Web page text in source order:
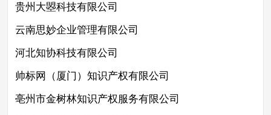
贵州大曌科技有限公司
云南思妙企业管理有限公司
河北知协科技有限公司
帅标网（厦门）知识产权有限公司
亳州市金树林知识产权服务有限公司